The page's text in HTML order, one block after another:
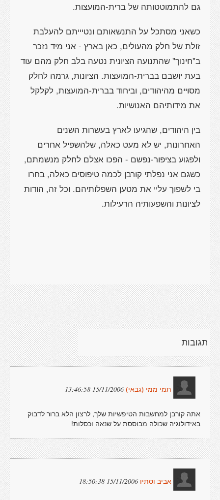
גם להתמוטטותה של ברית-המועצות.
כשאני מסתכל על התנשאותם ונטיייתם להעלבת
זולת של חלק מהעולים, כאן בארץ - אני מיד נזכר
ב"חינוך" שהתנועה הציונית נטעה בלב חלק מהם עוד
בעת יושבם בברית-המועצות. הציונות, גרמה לחלק
מסויים מהיהודים, וביחוד בברית-המועצות, לקלקל
את מידותיהם האנושיות.
בין היהודים, שהגיעו לארץ בעשרות השנים
האחרונות, יש לא מעט כאלה, שלהשפיל אחרים
ולפגוע בציפור-נפשם - הפכו אצלם לחלק מנשמתם,
כשגם אני נפלתי קורבן לכמה טיפוסים כאלה, בחרו
בי לשפוך עליי את מטען השפלותיהם. וכל זה, הודות
לציונות והשפעותיה הרעילות.
תגובות
תמי ממי (גבאי) 15/11/2006 13:46:58
אתה קורבן למחשבות הטיפשיות שלך, לרצון הלא ברור לדבוק
באידולוגיה שכולה מבוססת על שנאה וכסלות!
אביב וסתיו 15/11/2006 18:50:38